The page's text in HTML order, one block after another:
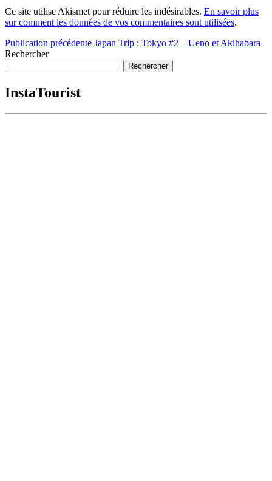
Ce site utilise Akismet pour réduire les indésirables. En savoir plus
sur comment les données de vos commentaires sont utilisées.
Navigation
de
Publication précédente Japan Trip : Tokyo #2 – Ueno et Akihabara
Rechercher
Rechercher
InstaTourist